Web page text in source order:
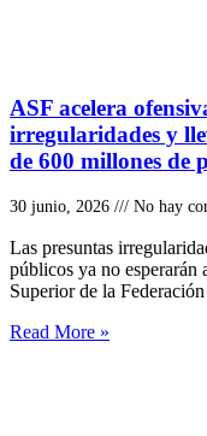
ASF acelera
irregularidades y
de 600 millones de
30 junio, 2026 No hay
Las presuntas
públicos ya no
Superior de la Federación
Read More »